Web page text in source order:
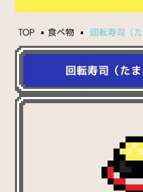
TOP 食べ物 回転寿司（
回転寿司（た